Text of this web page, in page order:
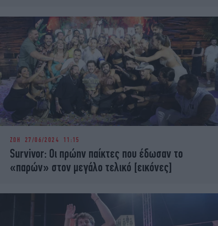
ΖΩΗ 27/06/2024 11:15
Survivor: Οι πρώην παίκτες που έδωσαν το
«παρών» στον μεγάλο τελικό [εικόνες]